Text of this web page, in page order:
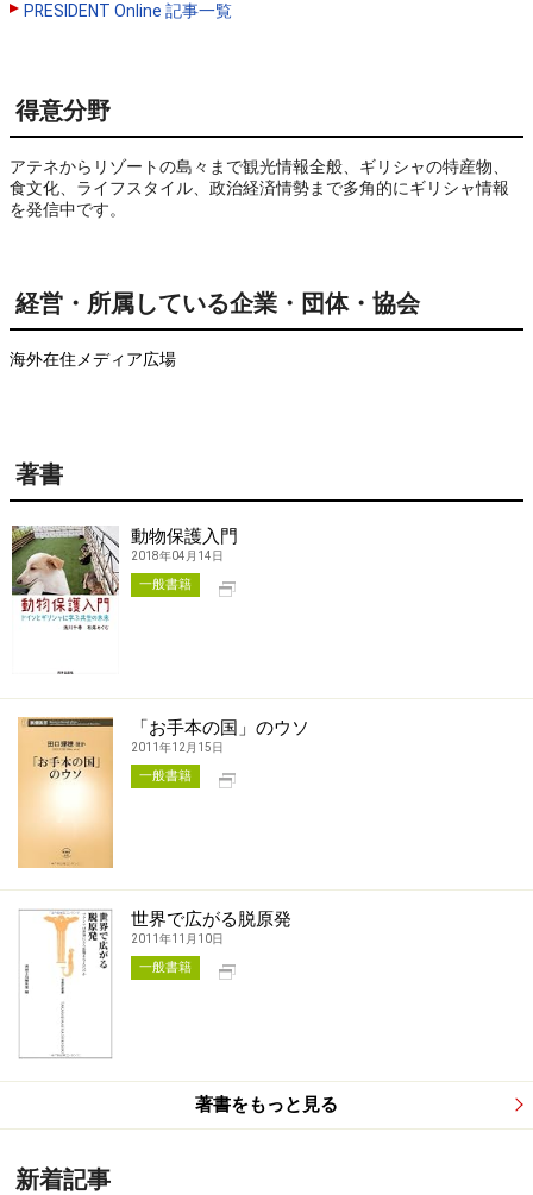
PRESIDENT Online 記事一覧
得意分野
アテネからリゾートの島々まで観光情報全般、ギリシャの特産物、
食文化、ライフスタイル、政治経済情勢まで多角的にギリシャ情報
を発信中です。
経営・所属している企業・団体・協会
海外在住メディア広場
著書
動物保護入門
2018年04月14日
一般書籍
「お手本の国」のウソ
2011年12月15日
一般書籍
世界で広がる脱原発
2011年11月10日
一般書籍
著書をもっと見る
新着記事